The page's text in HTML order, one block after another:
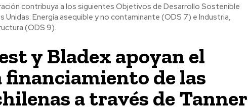
contribuya a los siguientes Objetivos de Desarrollo Sostenible
Unidas: Energía asequible y no contaminante (ODS 7) e Industria,
(ODS 9).
y Bladex apoyan el
financiamiento de las
a través de Tanner